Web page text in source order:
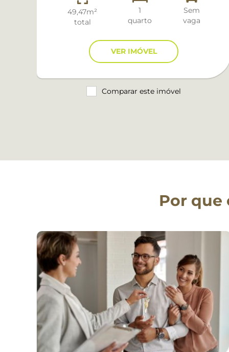
49,47m²
total
1
quarto
Sem
vaga
VER IMÓVEL
Comparar este imóvel
Por que